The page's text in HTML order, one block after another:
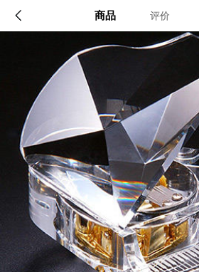
商品 评价
配送说明
顺丰深圳发货, 全国可达, 包邮!
确定
店铺信息
该地区暂无配送门店
确定